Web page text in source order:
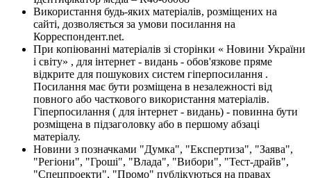
Використання будь-яких матеріалів, розміщених на
сайті, дозволяється за умови посилання на
Корреспондент.net.
При копіюванні матеріалів зі сторінки « Новини України
і світу» , для інтернет - видань - обов'язкове пряме
відкрите для пошукових систем гіперпосилання .
Посилання має бути розміщена в незалежності від
повного або часткового використання матеріалів.
Гіперпосилання ( для інтернет - видань) - повинна бути
розміщена в підзаголовку або в першому абзаці
матеріалу.
Новини з позначками "Думка", "Експертиза", "Заява",
"Регіони", "Гроші", "Влада", "Вибори", "Тест-драйв",
"Спецпроекти", "Промо" публікуються на правах